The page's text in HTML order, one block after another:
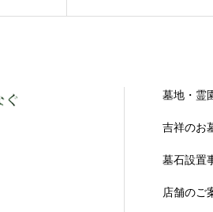
墓地・霊
吉祥のお
墓石設置
店舗のご